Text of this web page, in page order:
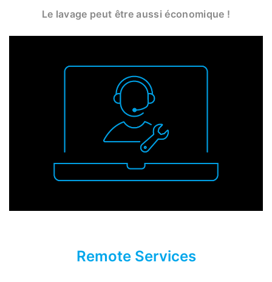
Le lavage peut être aussi économique !
Remote Services